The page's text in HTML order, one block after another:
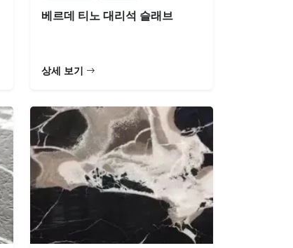
베르데 티노 대리석 슬래브
상세 보기